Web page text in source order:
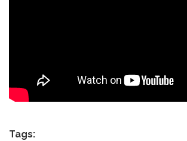
Tags: